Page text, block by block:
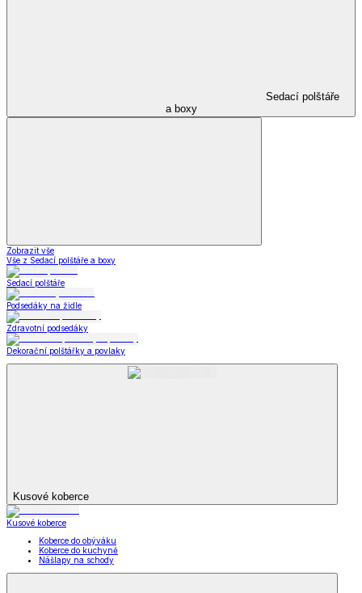
Sedací polštáře
a boxy
Zobrazit vše
Vše z Sedací polštáře a boxy
Sedací polštáře
Podsedáky na židle
Zdravotní podsedáky
Dekorační polštářky a povlaky
Kusové koberce
Kusové koberce
Koberce do obýváku
Koberce do kuchyně
Nášlapy na schody